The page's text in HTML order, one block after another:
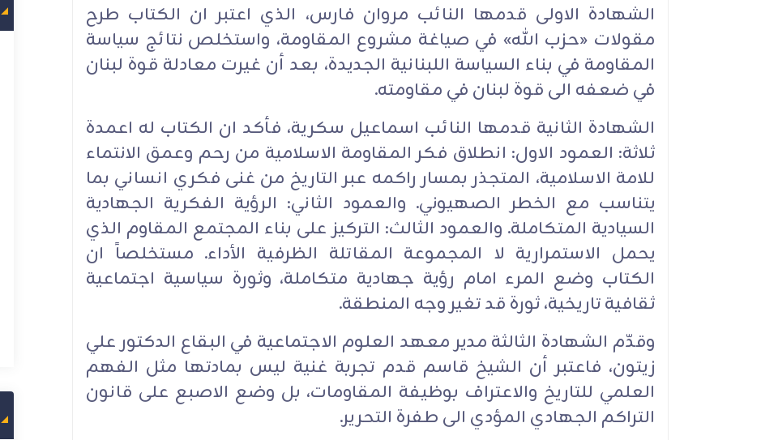
الشهادة الاولى قدمها النائب مروان فارس، الذي اعتبر ان الكتاب طرح
مقولات «حزب الله» في صياغة مشروع المقاومة، واستخلص نتائج سياسة
المقاومة في بناء السياسة اللبنانية الجديدة، بعد أن غيرت معادلة قوة لبنان
في ضعفه الى قوة لبنان في مقاومته.
الشهادة الثانية قدمها النائب اسماعيل سكرية، فأكد ان الكتاب له اعمدة
ثلاثة: العمود الاول: انطلاق فكر المقاومة الاسلامية من رحم وعمق الانتماء
للامة الاسلامية، المتجذر بمسار راكمه عبر التاريخ من غنى فكري انساني بما
يتناسب مع الخطر الصهيوني. والعمود الثاني: الرؤية الفكرية الجهادية
السيادية المتكاملة. والعمود الثالث: التركيز على بناء المجتمع المقاوم الذي
يحمل الاستمرارية لا المجموعة المقاتلة الظرفية الأداء. مستخلصاً ان
الكتاب وضع المرء امام رؤية جهادية متكاملة، وثورة سياسية اجتماعية
ثقافية تاريخية، ثورة قد تغير وجه المنطقة.
وقدّم الشهادة الثالثة مدير معهد العلوم الاجتماعية في البقاع الدكتور علي
زيتون، فاعتبر أن الشيخ قاسم قدم تجربة غنية ليس بمادتها مثل الفهم
العلمي للتاريخ والاعتراف بوظيفة المقاومات، بل وضع الاصبع على قانون
التراكم الجهادي المؤدي الى طفرة التحرير.